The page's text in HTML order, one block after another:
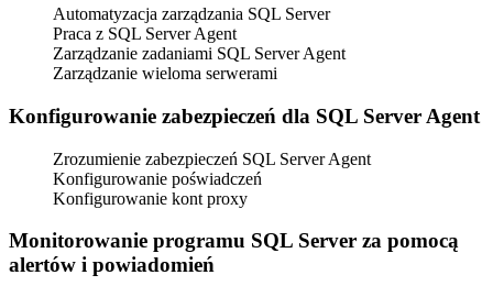
Automatyzacja zarządzania SQL Server
Praca z SQL Server Agent
Zarządzanie zadaniami SQL Server Agent
Zarządzanie wieloma serwerami
Konfigurowanie zabezpieczeń dla SQL Server Agent
Zrozumienie zabezpieczeń SQL Server Agent
Konfigurowanie poświadczeń
Konfigurowanie kont proxy
Monitorowanie programu SQL Server za pomocą
alertów i powiadomień